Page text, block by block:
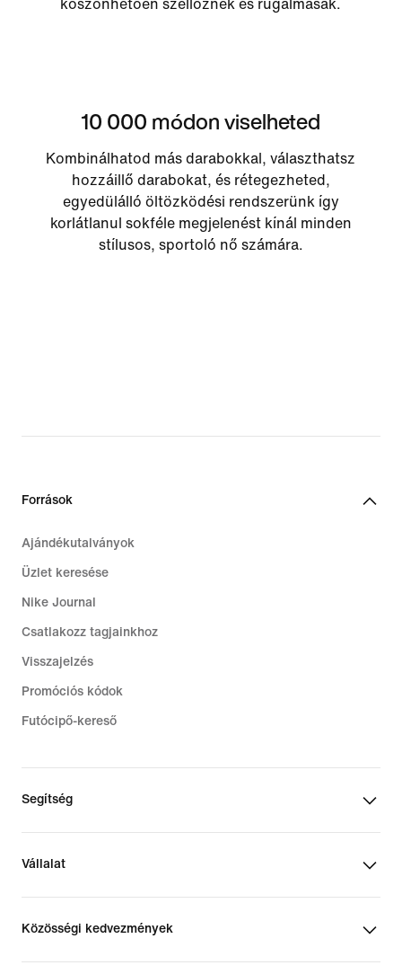
köszönhetően szellőznek és rugalmasak.
10 000 módon viselheted
Kombinálhatod más darabokkal, választhatsz
hozzáillő darabokat, és rétegezheted,
egyedülálló öltözködési rendszerünk így
korlátlanul sokféle megjelenést kínál minden
stílusos, sportoló nő számára.
Források
Ajándékutalványok
Üzlet keresése
Nike Journal
Csatlakozz tagjainkhoz
Visszajelzés
Promóciós kódok
Futócipő-kereső
Segítség
Vállalat
Közösségi kedvezmények